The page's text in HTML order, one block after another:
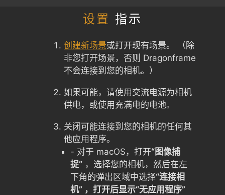
设置 指示
创建新场景或打开现有场景。 （除
非您打开场景，否则 Dragonframe
不会连接到您的相机。）
如果可能，请使用交流电源为相机
供电，或使用充满电的电池。
关闭可能连接到您的相机的任何其
他应用程序。
- 对于 macOS，打开“图像捕
捉” ，选择您的相机，然后在左
下角的弹出区域中选择“连接相
机” ，打开后显示“无应用程序”